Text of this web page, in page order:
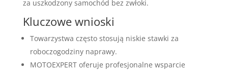
za uszkodzony samochód bez zwłoki.
Kluczowe wnioski
Towarzystwa często stosują niskie stawki za
roboczogodziny naprawy.
MOTOEXPERT oferuje profesjonalne wsparcie